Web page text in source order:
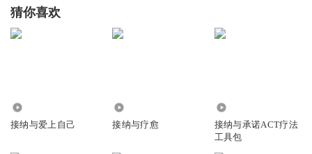
回复
rocky张_3x
猜你喜欢
接纳与爱上自己 接纳与疗愈
接纳与承诺ACT疗法
工具包